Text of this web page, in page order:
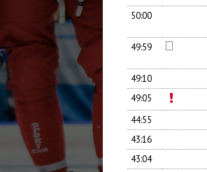
50:00
49:59
49:10
49:05
44:55
43:16
43:04